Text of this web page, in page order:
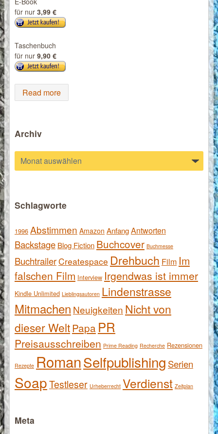
für nur 3,99 €
Taschenbuch
für nur 9,90 €
Read more
Archiv
Archiv
Schlagworte
1996 Abstimmen Amazon AnfangAntworten
Backstage Blog Fiction Buchcover Buchmesse
BuchtrailerCreatespace Drehbuch Film Im
falschen Film Interview Irgendwas ist immer
Kindle Unlimited Lieblingsautoren Lindenstrasse
Mitmachen Neuigkeiten Nicht von
dieser WeltPapa PR
Preisausschreiben Prime Reading Recherche Rezensionen
Rezepte RomanSelfpublishing Serien
SoapTestleser Urheberrecht Verdienst Zeitplan
Meta